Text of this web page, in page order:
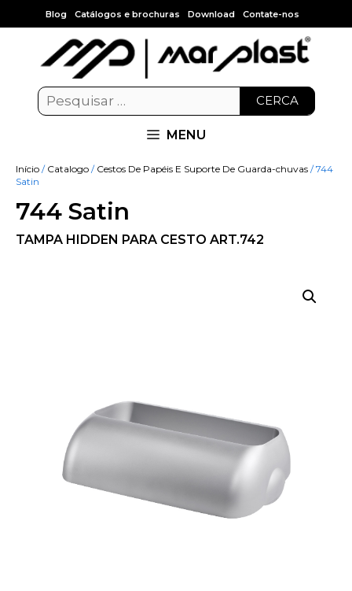
Blog Catálogos e brochuras Download Contate-nos
CERCA
MENU
Início / Catalogo / Cestos De Papéis E Suporte De Guarda-chuvas / 744
Satin
744 Satin
TAMPA HIDDEN PARA CESTO ART.742